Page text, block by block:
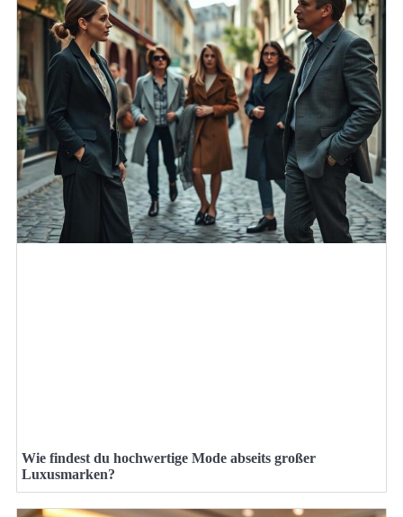
Wie findest du hochwertige Mode abseits großer
Luxusmarken?